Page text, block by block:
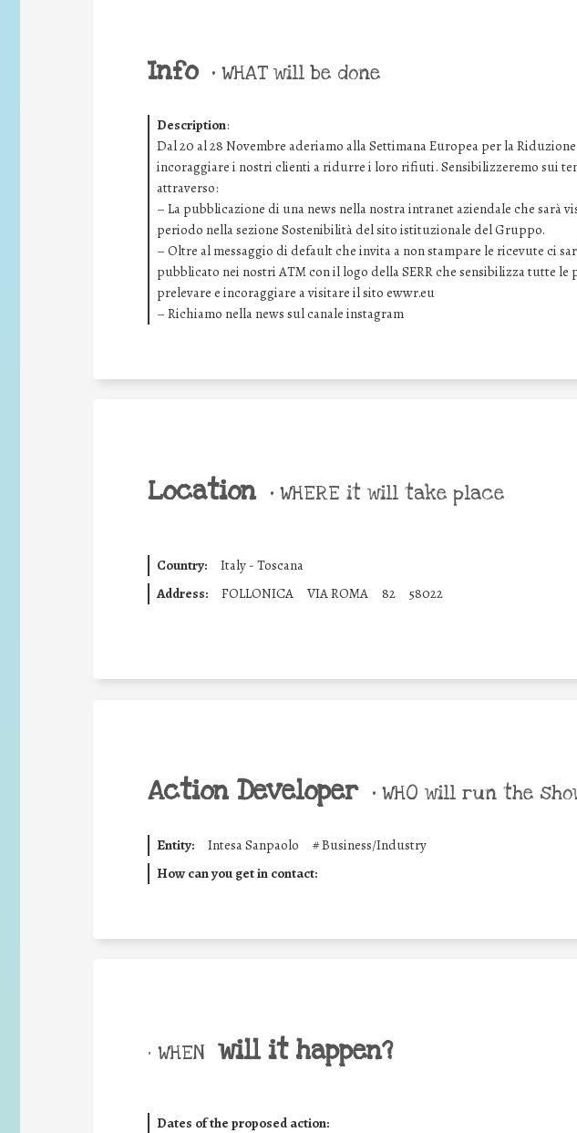
Info • WHAT will be done
Description:
Dal 20 al 28 Novembre aderiamo alla Settimana Europea per la
incoraggiare i nostri clienti a ridurre i loro rifiuti. Sensibilizzeremo sui
attraverso:
– La pubblicazione di una news nella nostra intranet aziendale che sarà
periodo nella sezione Sostenibilità del sito istituzionale del Gruppo.
– Oltre al messaggio di default che invita a non stampare le ricevute ci
pubblicato nei nostri ATM con il logo della SERR che sensibilizza tutte le
prelevare e incoraggiare a visitare il sito ewwr.eu
– Richiamo nella news sul canale instagram
Location • WHERE it will take place
Country:
Italy - Toscana
Address:
FOLLONICA VIA ROMA 82 58022
Action Developer • WHO will run the
Entity: Intesa Sanpaolo #Business/Industry
How can you get in contact:
• WHEN will it happen?
Dates of the proposed action: